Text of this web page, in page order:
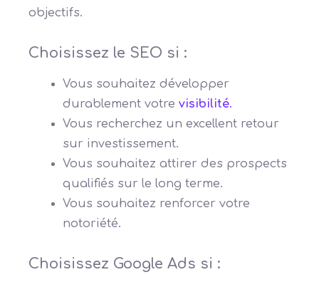
objectifs.
Choisissez le SEO si :
Vous souhaitez développer
durablement votre visibilité.
Vous recherchez un excellent retour
sur investissement.
Vous souhaitez attirer des prospects
qualifiés sur le long terme.
Vous souhaitez renforcer votre
notoriété.
Choisissez Google Ads si :